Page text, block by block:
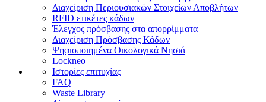
Διαχείριση Περιουσιακών Στοιχείων Αποβλήτων
RFID ετικέτες κάδων
Έλεγχος πρόσβασης στα απορρίμματα
Διαχείριση Πρόσβασης Κάδων
Ψηφιοποιημένα Οικολογικά Νησιά
Lockneo
Ιστορίες επιτυχίας
FAQ
Waste Library